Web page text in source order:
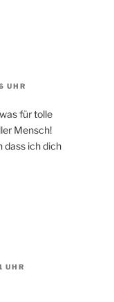
UHR
für tolle
Mensch!
dass ich dich
UHR